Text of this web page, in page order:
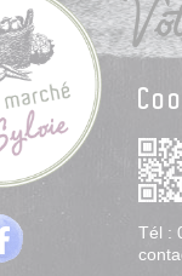
Tél :